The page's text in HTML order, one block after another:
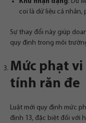
coi là dữ liệu cá nhân,
Sự thay đổi này giúp
quy định trong môi
Mức phạt
tính răn đe
Luật mới quy định mức
định 13, đặc biệt đối với